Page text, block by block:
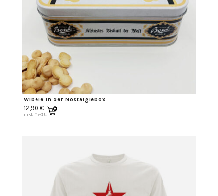
Wibele in der Nostalgiebox
12,90 €
inkl. MwSt.